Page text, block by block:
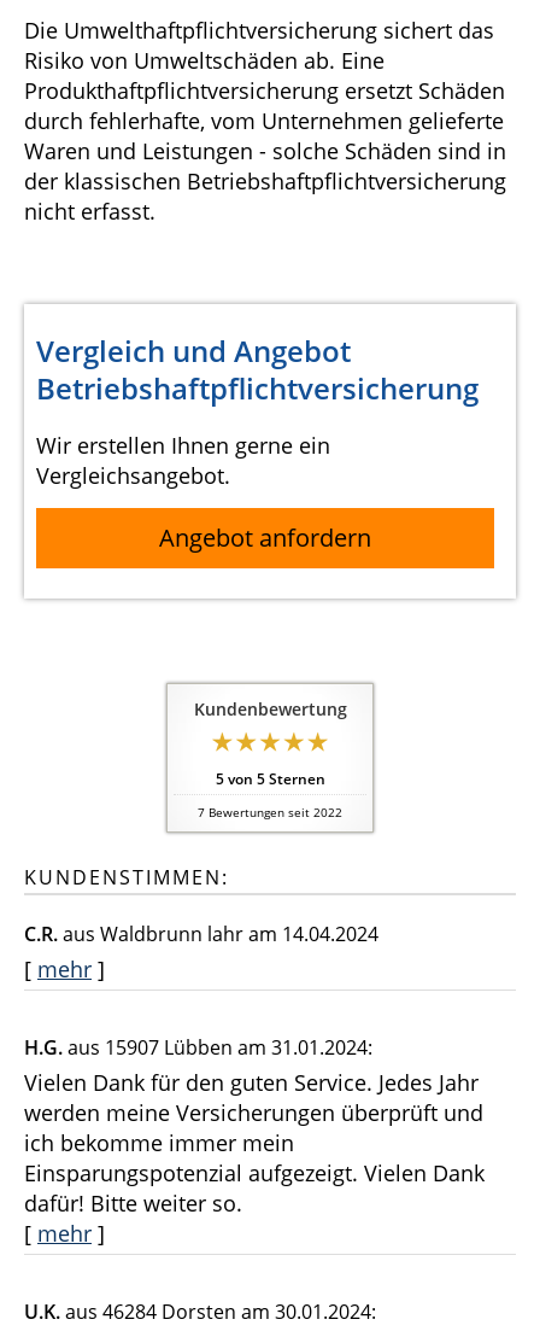
Die Umwelthaftpflichtversicherung sichert das
Risiko von Umweltschäden ab. Eine
Produkthaftpflichtversicherung ersetzt Schäden
durch fehlerhafte, vom Unternehmen gelieferte
Waren und Leistungen - solche Schäden sind in
der klassischen Betriebshaftpflichtversicherung
nicht erfasst.
Vergleich und Angebot
Betriebshaftpflichtversicherung
Wir erstellen Ihnen gerne ein
Vergleichsangebot.
Angebot anfordern
Kundenbewertung
5von 5Sternen
7 Bewertungen seit 2022
KUNDENSTIMMEN:
C.R.aus Waldbrunn lahram 14.04.2024
[ mehr ]
H.G.aus 15907 Lübben am 31.01.2024:
Vielen Dank für den guten Service. Jedes Jahr
werden meine Versicherungen überprüft und
ich bekomme immer mein
Einsparungspotenzial aufgezeigt. Vielen Dank
dafür! Bitte weiter so.
[ mehr ]
U.K.aus 46284 Dorsten am 30.01.2024: